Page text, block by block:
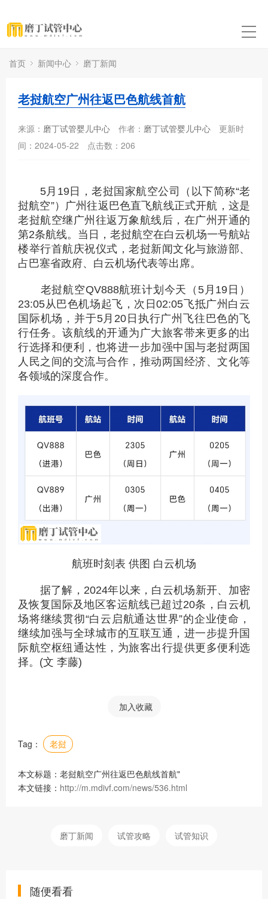
首页 新闻中心 磨丁新闻
老挝航空广州往返巴色航线首航
来源： 磨丁试管婴儿中心 作者： 磨丁试管婴儿中心
更新时
间：2024-05-22
点击数： 206
5月19日，老挝国家航空公司（以下简称“老
挝航空”）广州往返巴色直飞航线正式开航，这是
老挝航空继广州往返万象航线后，在广州开通的
第2条航线。当日，老挝航空在白云机场一号航站
楼举行首航庆祝仪式，老挝新闻文化与旅游部、
占巴塞省政府、白云机场代表等出席。
老挝航空QV888航班计划今天（5月19日）
23:05从巴色机场起飞，次日02:05飞抵广州白云
国际机场，并于5月20日执行广州飞往巴色的飞
行任务。该航线的开通为广大旅客带来更多的出
行选择和便利，也将进一步加强中国与老挝两国
人民之间的交流与合作，推动两国经济、文化等
各领域的深度合作。
航班时刻表 供图 白云机场
据了解，2024年以来，白云机场新开、加密
及恢复国际及地区客运航线已超过20条，白云机
场将继续贯彻“白云启航通达世界”的企业使命，
继续加强与全球城市的互联互通，进一步提升国
际航空枢纽通达性，为旅客出行提供更多便利选
择。(文 李藤)
加入收藏
Tag： 老挝
本文标题：老挝航空广州往返巴色航线首航"
本文链接： http://m.mdivf.com/news/536.html
磨丁新闻 试管攻略 试管知识
随便看看